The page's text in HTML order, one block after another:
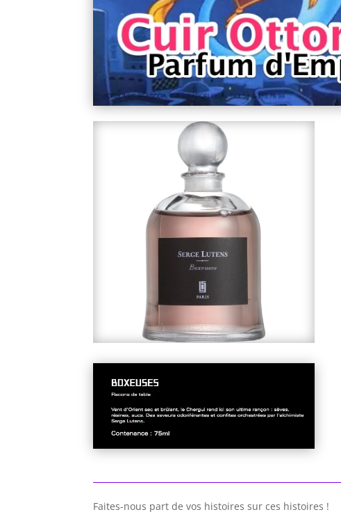
Faites-nous part de vos histoires sur ces histoires !